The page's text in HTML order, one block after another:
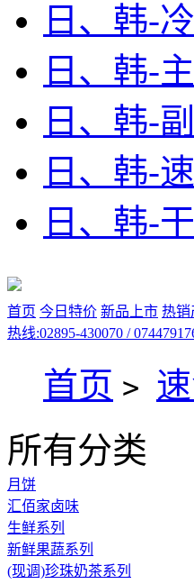
日、韩-
日、韩-
日、韩-
日、韩-
日、韩-
首页 今日特价 新品上市 热销
热线:02895-430070 /
首页 >
所有分类
月饼
汇佰家卤味
生鲜系列
新鲜果蔬系列
(现调)珍珠奶茶系列